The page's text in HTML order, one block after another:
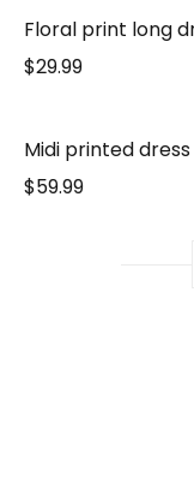
Floral print long
$29.99
Midi printed dress
$59.99